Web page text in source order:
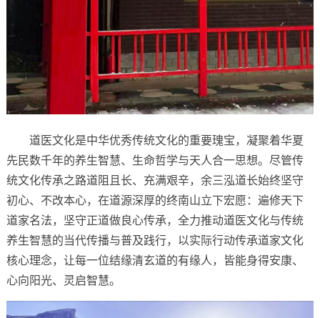
道医文化是中华优秀传统文化的重要瑰宝，凝聚着华夏
先民数千年的养生智慧、生命哲学与天人合一思想。尽管传
统文化传承之路道阻且长、充满艰辛，余三泓道长始终坚守
初心、不改本心，在道源深厚的终南山立下宏愿：遍修天下
道家名法，坚守正道做良心传承，全力推动道医文化与传统
养生智慧的当代传播与普及践行，以实际行动传承道家文化
核心理念，让每一位结缘清玄道的有缘人，皆能身得安康、
心向阳光、灵启智慧。